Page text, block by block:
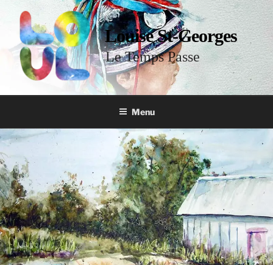
Louise St-Georges
Le Temps Passe
Menu